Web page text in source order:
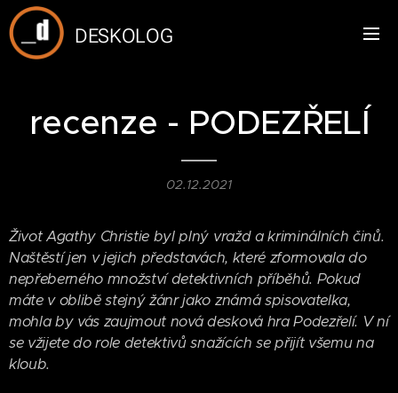
DESKOLOG
recenze - PODEZŘELÍ
02.12.2021
Život Agathy Christie byl plný vražd a kriminálních činů.
Naštěstí jen v jejich představách, které zformovala do
nepřeberného množství detektivních příběhů. Pokud
máte v oblibě stejný žánr jako známá spisovatelka,
mohla by vás zaujmout nová desková hra Podezřelí. V ní
se vžijete do role detektivů snažících se přijít všemu na
kloub.